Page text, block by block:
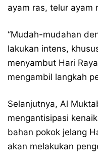
ayam ras, telur ayam
“Mudah-mudahan
lakukan intens,
menyambut Hari
mengambil langkah
Selanjutnya, Al
mengantisipasi
bahan pokok jelang
akan melakukan